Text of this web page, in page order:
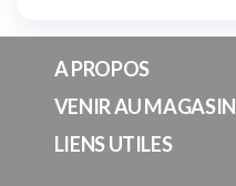
A PROPOS
VENIR AU MAGASIN
LIENS UTILES